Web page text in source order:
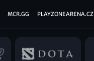
MCR.GG PLAYZONEARENA.CZ